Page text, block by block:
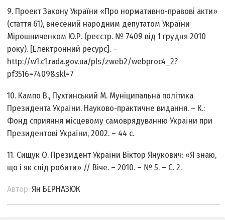
9. Проект Закону України «Про нормативно-правові акти»
(стаття 61), внесений народним депутатом України
Мірошниченком Ю.Р. (реєстр. № 7409 від 1 грудня 2010
року). [Електронний ресурс]. –
http://w1.c1.rada.gov.ua/pls/zweb2/webproc4_2?
pf3516=7409&skl=7
10. Кампо В., Пухтинський М. Муніципальна політика
Президента України. Науково-практичне видання. – К.:
Фонд сприяння місцевому самоврядуванню України при
Президентові України, 2002. – 44 с.
11. Сищук О. Президент України Віктор Янукович: «Я знаю,
що і як слід робити» // Віче. – 2010. – № 5. – С. 2.
Автор: Ян БЕРНАЗЮК